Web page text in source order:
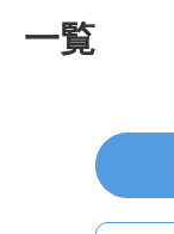
一覧